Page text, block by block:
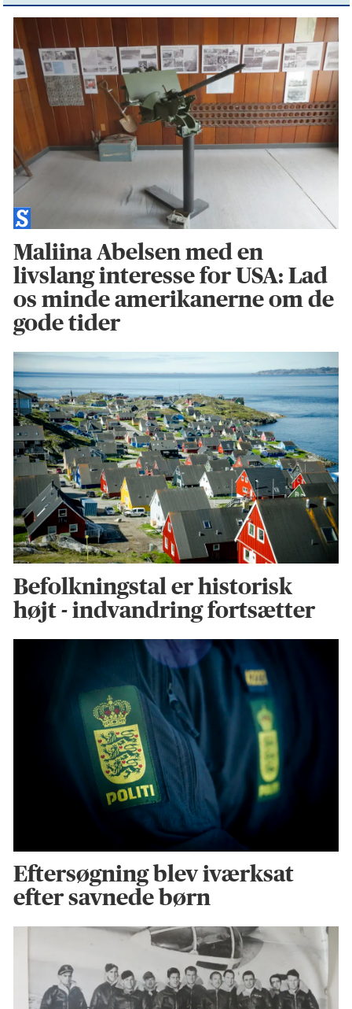
Maliina Abelsen med en
livslang interesse for USA: Lad
os minde amerikanerne om de
gode tider
Befolkningstal er historisk
højt - indvandring fortsætter
Eftersøgning blev iværksat
efter savnede børn